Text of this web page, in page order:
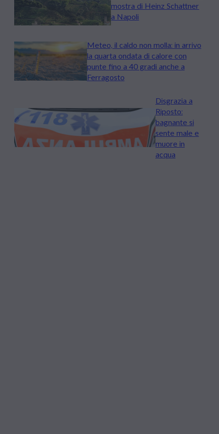
mostra di Heinz Schattner
a Napoli
Meteo, il caldo non molla: in arrivo
la quarta ondata di calore con
punte fino a 40 gradi anche a
Ferragosto
Disgrazia a
Riposto:
bagnante si
sente male e
muore in
acqua